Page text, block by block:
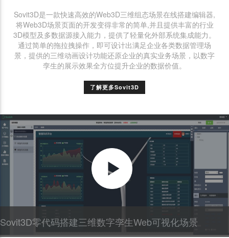
Sovit3D是一款快速高效的Web3D三维组态场景在线搭建编辑器,
将Web3D场景页面的开发变得非常的简单,并且提供丰富的行业
3D模型及多数据源接入能力，提供了轻量化外部系统集成能力。
通过简单的拖拉拽操作，即可设计出满足企业各类数据管理场
景，提供的三维动画设计功能还原企业的真实业务场景，以数字
孪生的展示效果全方位提升企业的数据价值。
了解更多Sovit3D
Sovit3D零代码搭建三维数字孪生Web可视化场景